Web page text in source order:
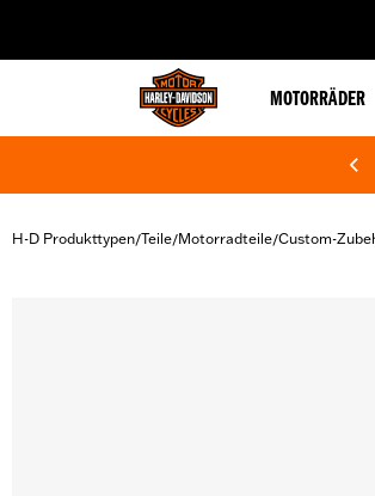
MOTORRÄDER
H-D Produkttypen/Teile/Motorradteile/Custom-